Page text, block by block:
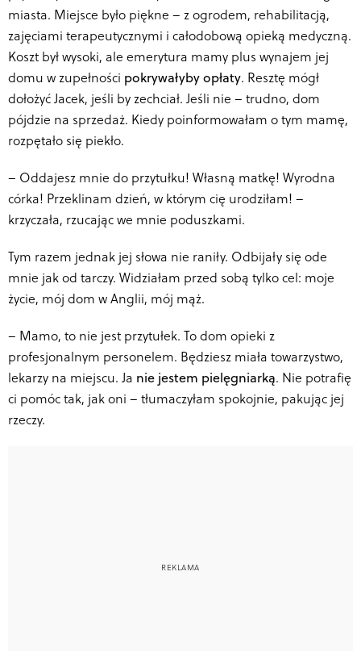
miasta. Miejsce było piękne – z ogrodem, rehabilitacją,
zajęciami terapeutycznymi i całodobową opieką medyczną.
Koszt był wysoki, ale emerytura mamy plus wynajem jej
domu w zupełności pokrywałyby opłaty. Resztę mógł
dołożyć Jacek, jeśli by zechciał. Jeśli nie – trudno, dom
pójdzie na sprzedaż. Kiedy poinformowałam o tym mamę,
rozpętało się piekło.
– Oddajesz mnie do przytułku! Własną matkę! Wyrodna
córka! Przeklinam dzień, w którym cię urodziłam! –
krzyczała, rzucając we mnie poduszkami.
Tym razem jednak jej słowa nie raniły. Odbijały się ode
mnie jak od tarczy. Widziałam przed sobą tylko cel: moje
życie, mój dom w Anglii, mój mąż.
– Mamo, to nie jest przytułek. To dom opieki z
profesjonalnym personelem. Będziesz miała towarzystwo,
lekarzy na miejscu. Ja nie jestem pielęgniarką. Nie potrafię
ci pomóc tak, jak oni – tłumaczyłam spokojnie, pakując jej
rzeczy.